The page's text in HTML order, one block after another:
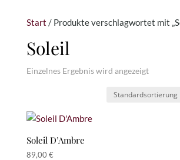
Start / Produkte verschlagwortet mit
Soleil
Einzelnes Ergebnis wird angezeigt
Soleil D’Ambre
89,00 €